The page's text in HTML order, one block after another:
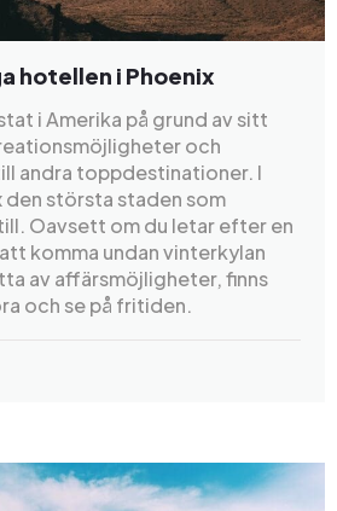
hotellen i Phoenix
i Amerika på grund av sitt
och
andra toppdestinationer. I
den största staden som
Oavsett om du letar efter en
komma undan vinterkylan
av affärsmöjligheter, finns
och se på fritiden.